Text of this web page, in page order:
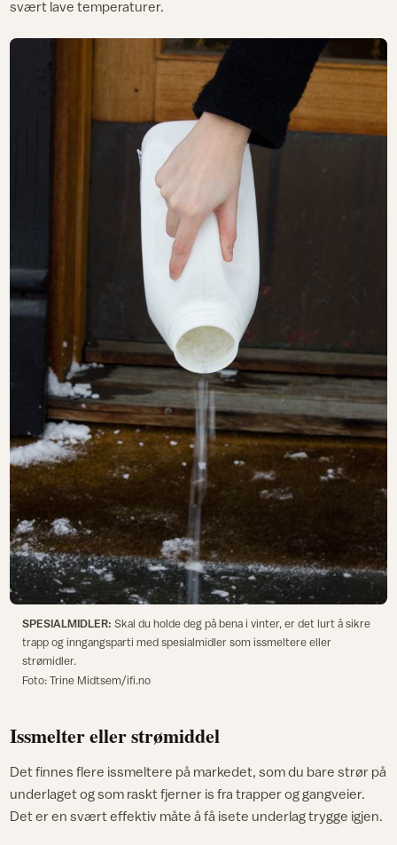
svært lave temperaturer.
SPESIALMIDLER: Skal du holde deg på bena i vinter, er det lurt å sikre
trapp og inngangsparti med spesialmidler som issmeltere eller
strømidler.
Foto: Trine Midtsem/ifi.no
Issmelter eller strømiddel
Det finnes flere issmeltere på markedet, som du bare strør på
underlaget og som raskt fjerner is fra trapper og gangveier.
Det er en svært effektiv måte å få isete underlag trygge igjen.